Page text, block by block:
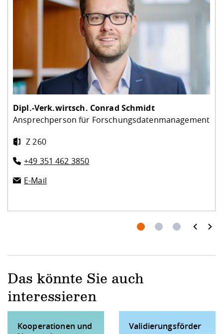
Dipl.-Verk.wirtsch. Conrad Schmidt
Ansprechperson für Forschungsdatenmanagement
Z 260
+49 351 462 3850
E-Mail
prev next
Das könnte Sie auch
interessieren
Kooperationen und
Validierungsförder